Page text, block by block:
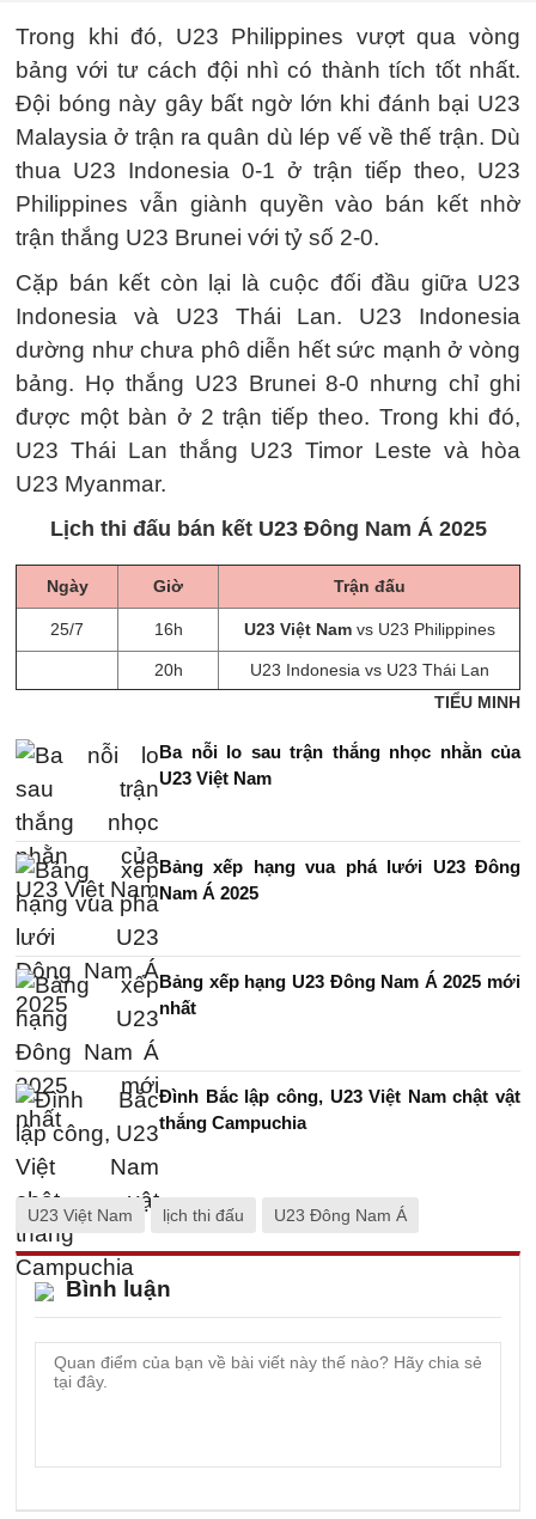
Trong khi đó, U23 Philippines vượt qua vòng
bảng với tư cách đội nhì có thành tích tốt nhất.
Đội bóng này gây bất ngờ lớn khi đánh bại U23
Malaysia ở trận ra quân dù lép vế về thế trận. Dù
thua U23 Indonesia 0-1 ở trận tiếp theo, U23
Philippines vẫn giành quyền vào bán kết nhờ
trận thắng U23 Brunei với tỷ số 2-0.
Cặp bán kết còn lại là cuộc đối đầu giữa U23
Indonesia và U23 Thái Lan. U23 Indonesia
dường như chưa phô diễn hết sức mạnh ở vòng
bảng. Họ thắng U23 Brunei 8-0 nhưng chỉ ghi
được một bàn ở 2 trận tiếp theo. Trong khi đó,
U23 Thái Lan thắng U23 Timor Leste và hòa
U23 Myanmar.
Lịch thi đấu bán kết U23 Đông Nam Á 2025
Ngày Giờ Trận đấu
25/7 16h U23 Việt Namvs U23 Philippines
20h
U23 Indonesia vs U23 Thái Lan
TIỂU MINH
Ba nỗi lo sau trận thắng nhọc nhằn của
U23 Việt Nam
Bảng xếp hạng vua phá lưới U23 Đông
Nam Á 2025
Bảng xếp hạng U23 Đông Nam Á 2025 mới
nhất
Đình Bắc lập công, U23 Việt Nam chật vật
thắng Campuchia
U23 Việt Nam lịch thi đấu U23 Đông Nam Á
Bình luận